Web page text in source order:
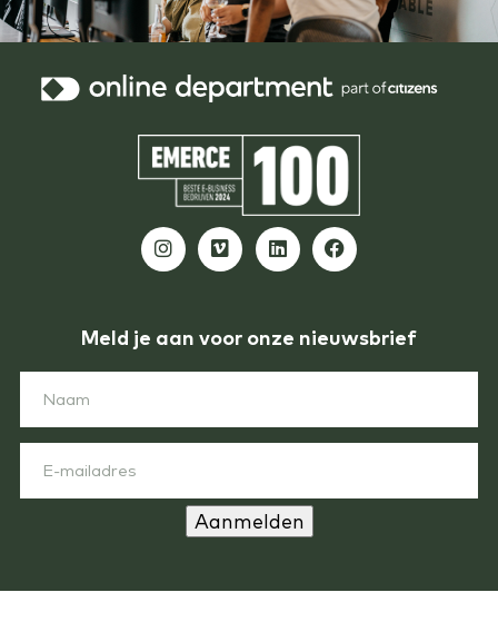
Meld je aan voor onze nieuwsbrief
Aanmelden